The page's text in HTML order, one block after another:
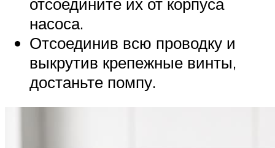
насоса.
Отсоединив всю проводку и
выкрутив крепежные винты,
достаньте помпу.